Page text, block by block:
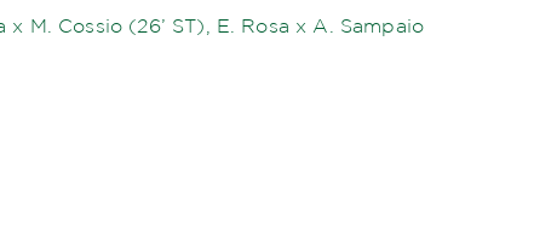
M. Cossio (26’ ST), E. Rosa x A. Sampaio